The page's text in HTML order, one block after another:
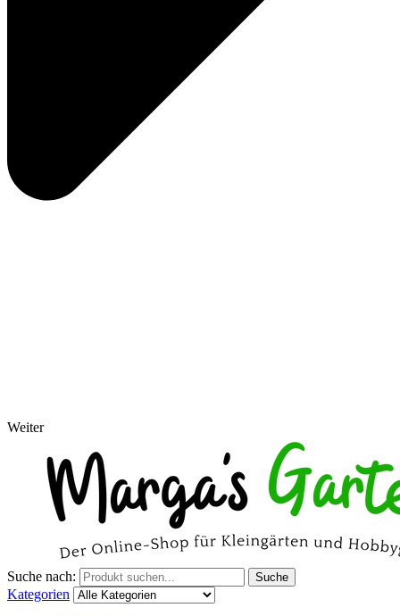
Weiter
Suche nach: Suche
Kategorien